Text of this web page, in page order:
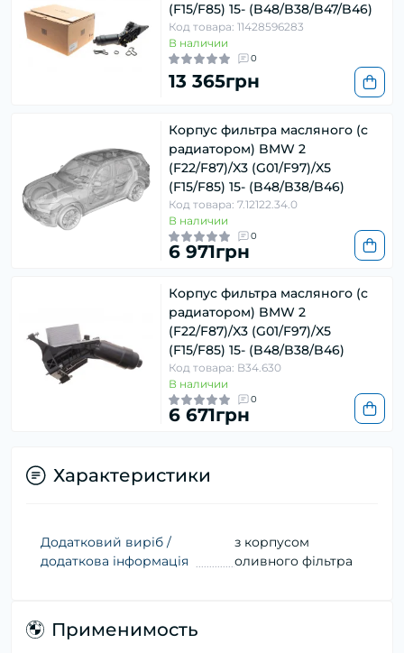
(F15/F85) 15- (B48/B38/B47/B46)
Код товара: 11428596283
В наличии
0
13 365грн
Корпус фильтра масляного (с
радиатором) BMW 2
(F22/F87)/X3 (G01/F97)/X5
(F15/F85) 15- (B48/B38/B46)
Код товара: 7.12122.34.0
В наличии
0
6 971грн
Корпус фильтра масляного (с
радиатором) BMW 2
(F22/F87)/X3 (G01/F97)/X5
(F15/F85) 15- (B48/B38/B46)
Код товара: B34.630
В наличии
0
6 671грн
Характеристики
Додатковий виріб /
додаткова інформація
з корпусом
оливного фільтра
Применимость